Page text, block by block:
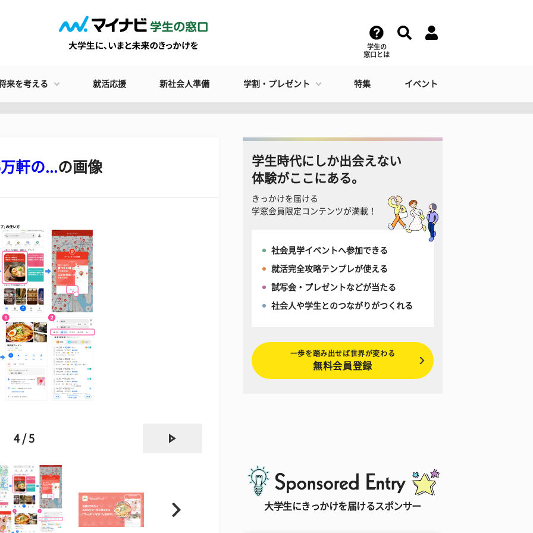
学生の
窓口とは
来を考える 就活応援 新社会人準備 学割・プレゼント 特集 イベント
軒の...の画像
4 / 5
学生時代にしか出会えない
体験がここにある。
きっかけを届ける
学窓会員限定コンテンツが満載！
社会見学イベントへ参加できる
就活完全攻略テンプレが使える
試写会・プレゼントなどが当たる
社会人や学生とのつながりがつくれる
一歩を踏み出せば世界が変わる
無料会員登録
大学生にきっかけを届けるスポンサー